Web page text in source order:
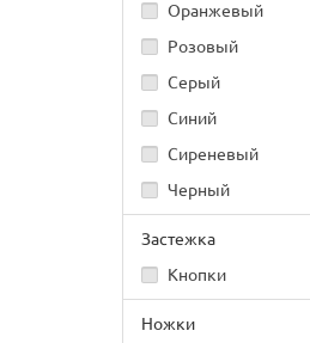
Оранжевый
Розовый
Серый
Синий
Сиреневый
Черный
Застежка
Кнопки
Ножки